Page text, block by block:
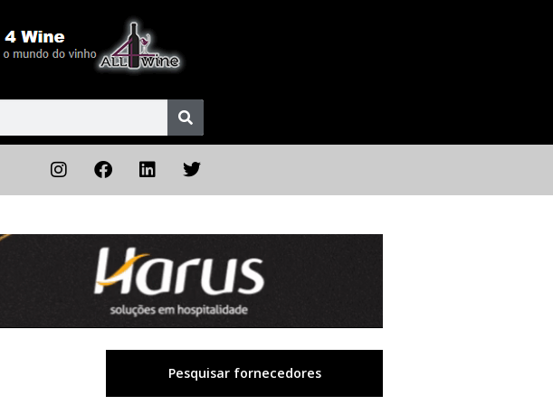
Próximo
Pesquisar fornecedores